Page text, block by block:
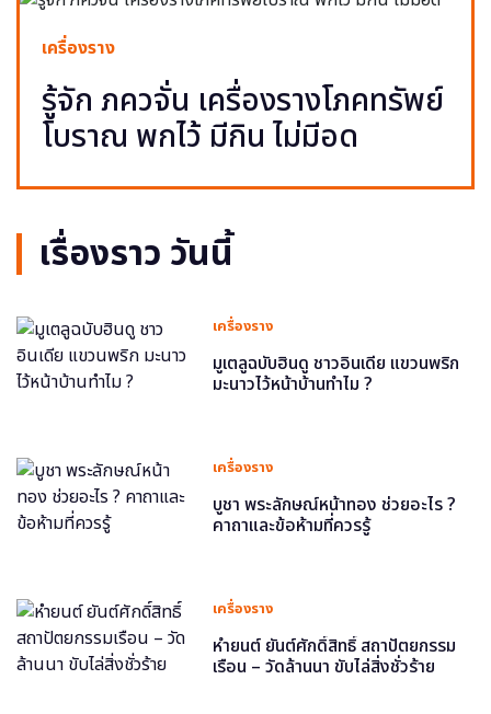
เครื่องราง
รู้จัก ภควจั่น เครื่องรางโภคทรัพย์
โบราณ พกไว้ มีกิน ไม่มีอด
เรื่องราว วันนี้
เครื่องราง
มูเตลูฉบับฮินดู ชาวอินเดีย แขวนพริก
มะนาวไว้หน้าบ้านทำไม ?
เครื่องราง
บูชา พระลักษณ์หน้าทอง ช่วยอะไร ?
คาถาและข้อห้ามที่ควรรู้
เครื่องราง
หำยนต์ ยันต์ศักดิ์สิทธิ์ สถาปัตยกรรม
เรือน – วัดล้านนา ขับไล่สิ่งชั่วร้าย